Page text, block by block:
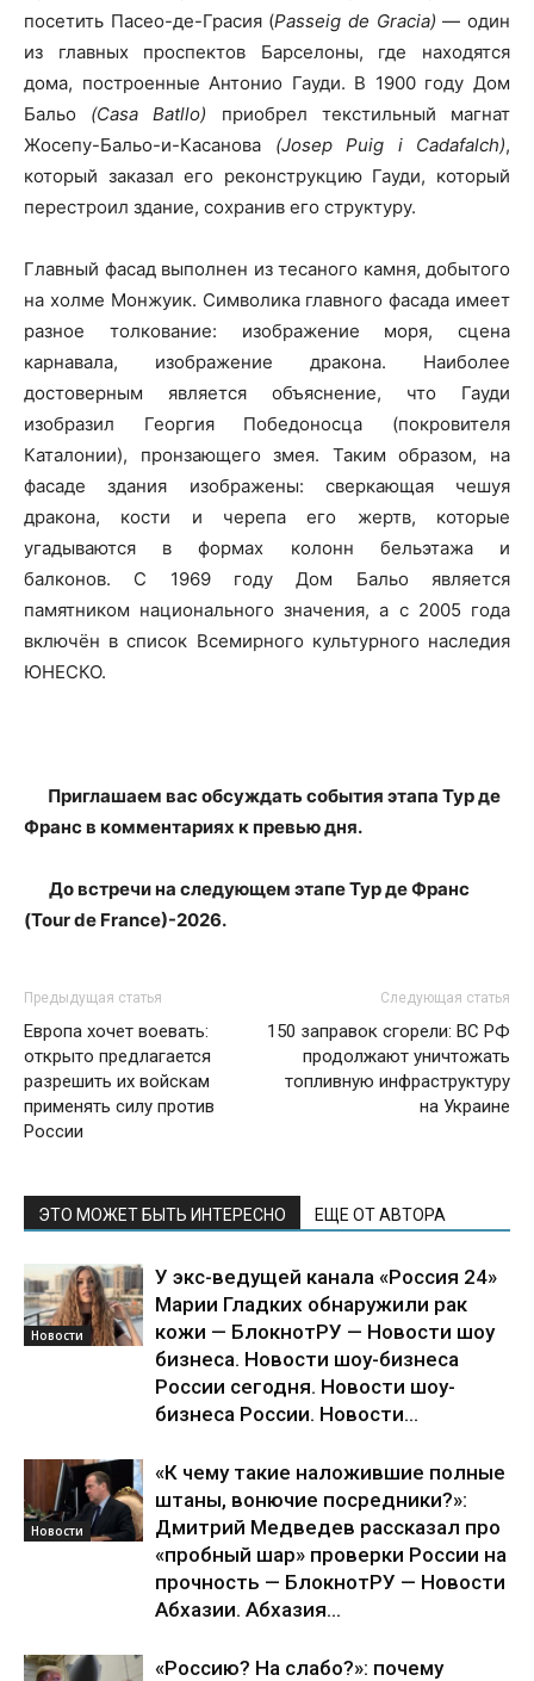
посетить Пасео-де-Грасия (Passeig de Gracia)— один
из главных проспектов Барселоны, где находятся
дома, построенные Антонио Гауди. В 1900 году Дом
Бальо (Casa Batllo) приобрел текстильный магнат
Жосепу-Бальо-и-Касанова (Josep Puig i Cadafalch),
который заказал его реконструкцию Гауди, который
перестроил здание, сохранив его структуру.
Главный фасад выполнен из тесаного камня, добытого
на холме Монжуик. Символика главного фасада имеет
разное толкование: изображение моря, сцена
карнавала, изображение дракона. Наиболее
достоверным является объяснение, что Гауди
изобразил Георгия Победоносца (покровителя
Каталонии), пронзающего змея. Таким образом, на
фасаде здания изображены: сверкающая чешуя
дракона, кости и черепа его жертв, которые
угадываются в формах колонн бельэтажа и
балконов. C 1969 году Дом Бальо является
памятником национального значения, а с 2005 года
включён в список Всемирного культурного наследия
ЮНЕСКО.
Приглашаем вас обсуждать события этапа Тур де
Франс в комментариях к превью дня.
До встречи на следующем этапе Тур де Франс
(Tour de France)-2026.
Предыдущая статья
Европа хочет воевать:
открыто предлагается
разрешить их войскам
применять силу против
России
Следующая статья
150 заправок сгорели: ВС РФ
продолжают уничтожать
топливную инфраструктуру
на Украине
ЭТО МОЖЕТ БЫТЬ ИНТЕРЕСНО ЕЩЕ ОТ АВТОРА
Новости
У экс-ведущей канала «Россия 24»
Марии Гладких обнаружили рак
кожи — БлокнотРУ — Новости шоу
бизнеса. Новости шоу-бизнеса
России сегодня. Новости шоу-
бизнеса России. Новости...
Новости
«К чему такие наложившие полные
штаны, вонючие посредники?»:
Дмитрий Медведев рассказал про
«пробный шар» проверки России на
прочность — БлокнотРУ — Новости
Абхазии. Абхазия...
«Россию? На слабо?»: почему